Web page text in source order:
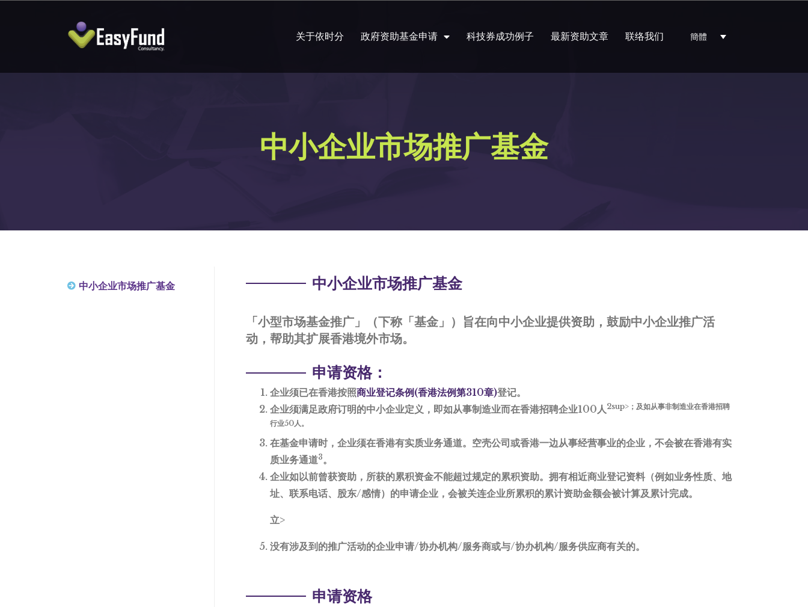
关于依时分 政府资助基金申请 科技券成功例子 最新资助文章 联络我们 簡體
中小企业市场推广基金​
中小企业市场推广基金 中小企业市场推广基金
「小型市场基金推广」（下称「基金」）旨在向中小企业提供资助，鼓励中小企业推广活
动，帮助其扩展香港境外市场。
申请资格：
企业须已在香港按照商业登记条例(香港法例第310章)登记。
企业须满足政府订明的中小企业定义，即如从事制造业而在香港招聘企业100人2sup>；及如从事非制造业在香港招聘
行业50人。
在基金申请时，企业须在香港有实质业务通道。空壳公司或香港一边从事经营事业的企业，不会被在香港有实
质业务通道3。
企业如以前曾获资助，所获的累积资金不能超过规定的累积资助。拥有相近商业登记资料（例如业务性质、地
址、联系电话、股东/感情）的申请企业，会被关连企业所累积的累计资助金额会被计算及累计完成。
立>
没有涉及到的推广活动的企业申请/协办机构/服务商或与/协办机构/服务供应商有关的。
申请资格